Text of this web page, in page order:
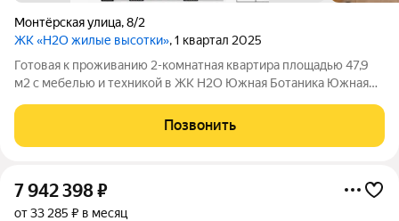
Монтёрская улица,8/2
ЖК «H2O жилые высотки», 1 квартал 2025
Готовая к проживанию 2-комнатная квартира площадью 47,9
м2 с мебелью и техникой в ЖК H2O Южная Ботаника Южная
расположен в Чкаловском районе Екатеринбурга, в новом
развивающемся микрорайоне
Позвонить
7 942 398₽
от 33 285 ₽ в месяц